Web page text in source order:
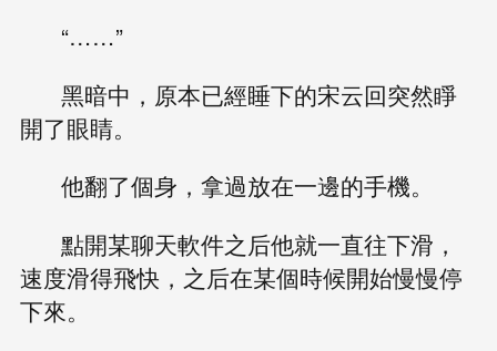
“……”
黑暗中，原本已經睡下的宋云回突然睜
開了眼睛。
他翻了個身，拿過放在一邊的手機。
點開某聊天軟件之后他就一直往下滑，
速度滑得飛快，之后在某個時候開始慢慢停
下來。